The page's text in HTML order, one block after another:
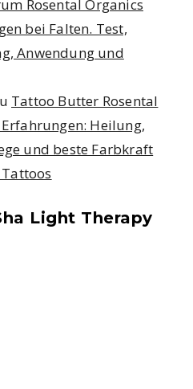
Rosental Organics
bei Falten. Test,
Anwendung und
Tattoo Butter Rosental
Heilung,
und beste Farbkraft
Light Therapy